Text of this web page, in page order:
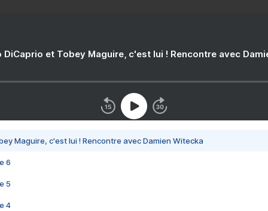
DiCaprio et Tobey Maguire, c'est lui ! Rencontre avec
Maguire, c'est lui ! Rencontre avec Damien Witecka
6
5
4